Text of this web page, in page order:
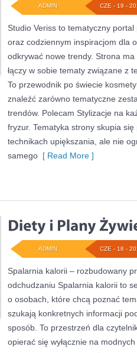
CZE - 19 -
ADMIN
Studio Veriss to tematyczny
oraz codziennym inspiracjom dla
odkrywać nowe trendy. Strona
łączy w sobie tematy związane z
To przewodnik po świecie
znaleźć zarówno tematyczne
trendów. Polecam Stylizacje na
fryzur. Tematyka strony skupia
technikach upiększania, ale nie
samego [ Read More ]
CZE - 18 -
ADMIN
Spalarnia kalorii – rozbudowany
odchudzaniu Spalarnia kalorii to
o osobach, które chcą poznać
szukają konkretnych informacji
sposób. To przestrzeń dla
opierać się wyłącznie na modnych